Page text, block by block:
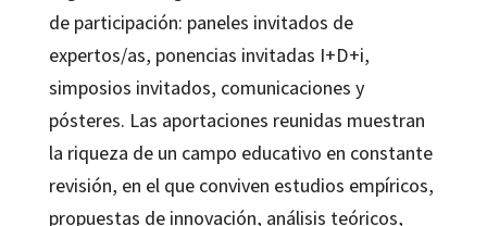
de participación: paneles invitados de
expertos/as, ponencias invitadas I+D+i,
simposios invitados, comunicaciones y
pósteres. Las aportaciones reunidas muestran
la riqueza de un campo educativo en constante
revisión, en el que conviven estudios empíricos,
propuestas de innovación, análisis teóricos,